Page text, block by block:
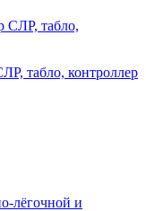
табло, контроллер